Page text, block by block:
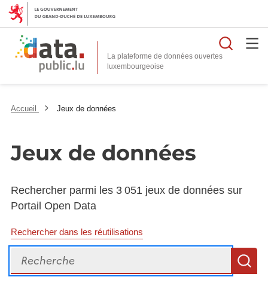
La plateforme de données ouvertes
Accueil Jeux de données
Jeux de données
Rechercher parmi les 3 051 jeux de données sur
Portail Open Data
Rechercher dans les réutilisations
Recherche